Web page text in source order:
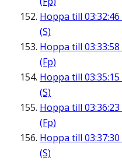
Hoppa till 03:32:46
(S)
Hoppa till 03:33:58
(Fp)
Hoppa till 03:35:15
(S)
Hoppa till 03:36:23
(Fp)
Hoppa till 03:37:30
(S)